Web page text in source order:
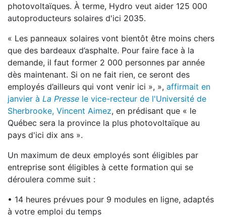
photovoltaïques. À terme, Hydro veut aider 125 000
autoproducteurs solaires d'ici 2035.
« Les panneaux solaires vont bientôt être moins chers
que des bardeaux d’asphalte. Pour faire face à la
demande, il faut former 2 000 personnes par année
dès maintenant. Si on ne fait rien, ce seront des
employés d’ailleurs qui vont venir ici », », affirmait en
janvier à La Presse le vice-recteur de l'Université de
Sherbrooke, Vincent Aimez, en prédisant que « le
Québec sera la province la plus photovoltaïque au
pays d'ici dix ans ».
Un maximum de deux employés sont éligibles par
entreprise sont éligibles à cette formation qui se
déroulera comme suit :
• 14 heures prévues pour 9 modules en ligne, adaptés
à votre emploi du temps